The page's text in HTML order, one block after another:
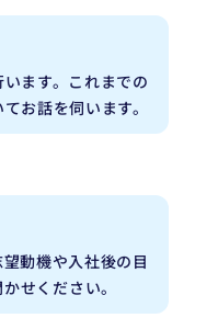
ます。これまでの
お話を伺います。
動機や入社後の目
せください。